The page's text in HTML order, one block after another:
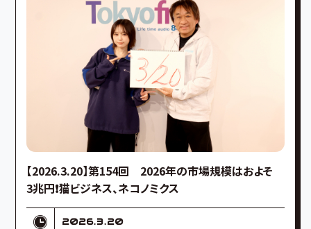
【2026.3.20】第154回 2026年の市場規模はおよそ
3兆円❗️猫ビジネス、ネコノミクス
2026.3.20